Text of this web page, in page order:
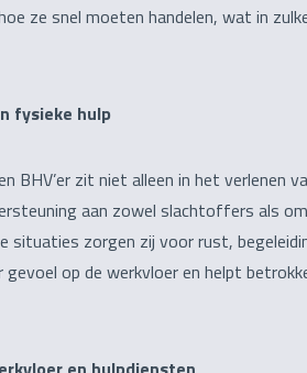
ze snel moeten handelen, wat in
fysieke hulp
BHV’er zit niet alleen in het verlenen
aan zowel slachtoffers als
situaties zorgen zij voor rust,
gevoel op de werkvloer en helpt